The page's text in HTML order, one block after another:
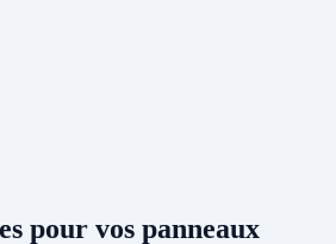
pour vos panneaux